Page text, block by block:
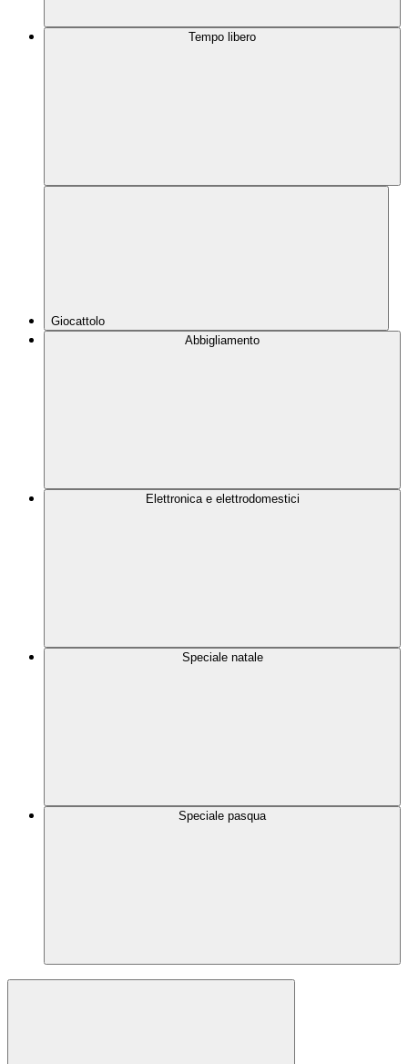
Tempo libero
Giocattolo
Abbigliamento
Elettronica e elettrodomestici
Speciale natale
Speciale pasqua